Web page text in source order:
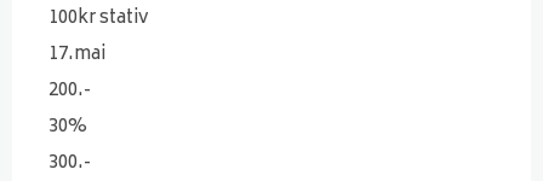
100kr stativ
17.mai
200.-
30%
300.-